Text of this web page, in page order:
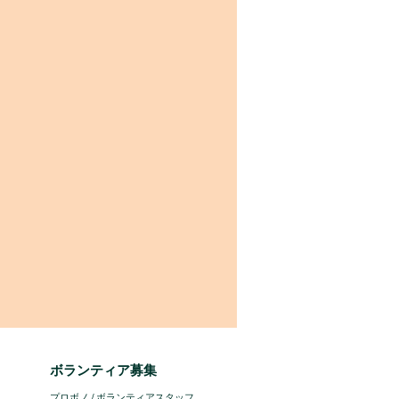
ボランティア募集